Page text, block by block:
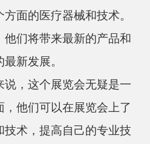
面的医疗器械和技术。
们将带来最新的产品和
新发展。
说，这个展览会无疑是一
他们可以在展览会上了
术，提高自己的专业技